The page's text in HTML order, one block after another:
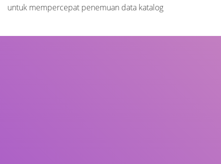
untuk mempercepat penemuan data katalog